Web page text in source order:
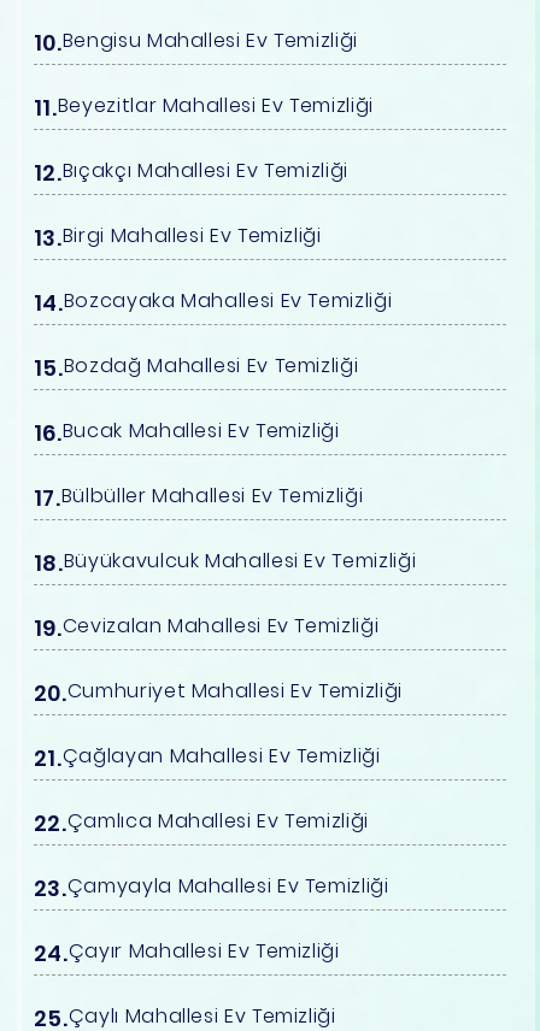
Bengisu Mahallesi Ev Temizliği
Beyezitlar Mahallesi Ev Temizliği
Bıçakçı Mahallesi Ev Temizliği
Birgi Mahallesi Ev Temizliği
Bozcayaka Mahallesi Ev Temizliği
Bozdağ Mahallesi Ev Temizliği
Bucak Mahallesi Ev Temizliği
Bülbüller Mahallesi Ev Temizliği
Büyükavulcuk Mahallesi Ev Temizliği
Cevizalan Mahallesi Ev Temizliği
Cumhuriyet Mahallesi Ev Temizliği
Çağlayan Mahallesi Ev Temizliği
Çamlıca Mahallesi Ev Temizliği
Çamyayla Mahallesi Ev Temizliği
Çayır Mahallesi Ev Temizliği
Çaylı Mahallesi Ev Temizliği